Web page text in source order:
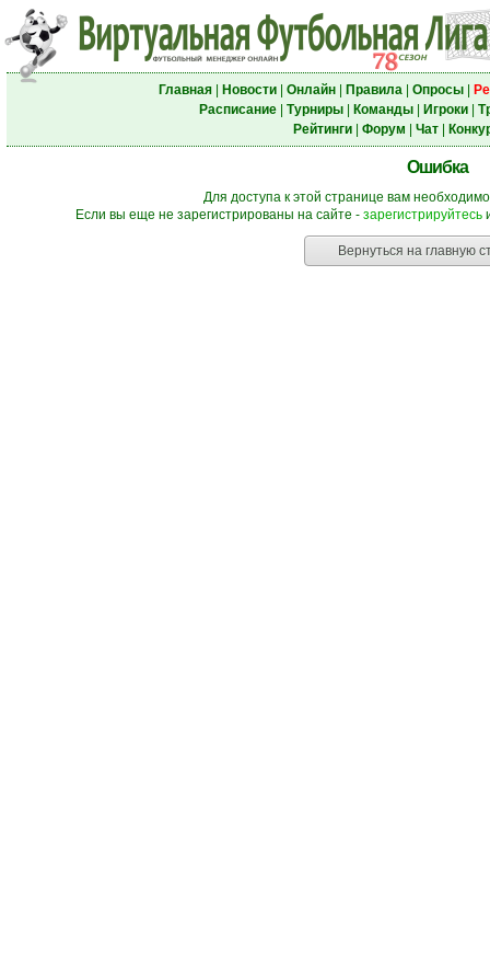
Главная| Новости| Онлайн| Правила| Опросы|
Расписание| Турниры| Команды| Игроки|
Рейтинги| Форум Чат|
Ошибка
Для доступа к этой странице вам
Если вы еще не зарегистрированы на сайте - зарегистрируйтесь
Вернуться на главную